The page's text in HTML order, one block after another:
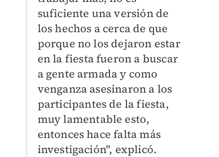
suficiente una versión de
los hechos a cerca de que
porque no los dejaron estar
en la fiesta fueron a buscar
a gente armada y como
venganza asesinaron a los
participantes de la fiesta,
muy lamentable esto,
entonces hace falta más
investigación", explicó.